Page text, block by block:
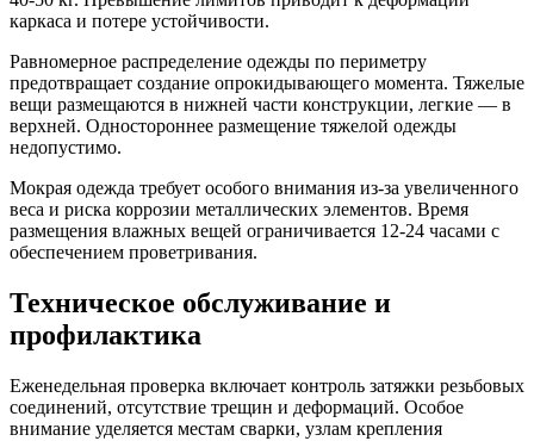
каркаса и потере устойчивости.
Равномерное распределение одежды по периметру
предотвращает создание опрокидывающего момента. Тяжелые
вещи размещаются в нижней части конструкции, легкие — в
верхней. Одностороннее размещение тяжелой одежды
недопустимо.
Мокрая одежда требует особого внимания из-за увеличенного
веса и риска коррозии металлических элементов. Время
размещения влажных вещей ограничивается 12-24 часами с
обеспечением проветривания.
Техническое обслуживание и
профилактика
Еженедельная проверка включает контроль затяжки резьбовых
соединений, отсутствие трещин и деформаций. Особое
внимание уделяется местам сварки, узлам крепления